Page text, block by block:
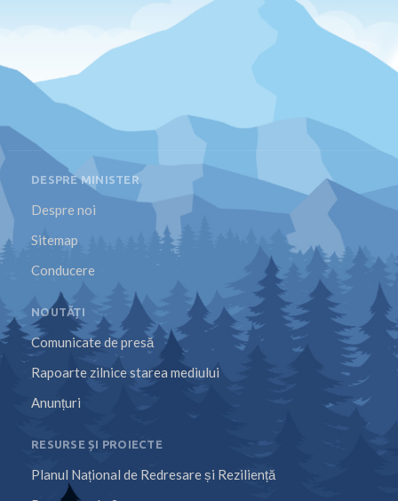
DESPRE MINISTER
Despre noi
Sitemap
Conducere
NOUTĂȚI
Comunicate de presă
Rapoarte zilnice starea mediului
Anunțuri
RESURSE ȘI PROIECTE
Planul Național de Redresare și Reziliență